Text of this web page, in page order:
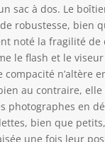
1/2000
d'obturation de
sac à dos. Le
robustesse, bien
noté la fragilité de
le flash et le
compacité n’altère
au contraire,
photographes en
bien que
une fois leur